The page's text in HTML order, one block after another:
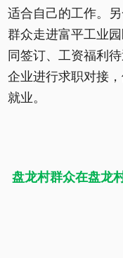
适合自己的工作。
群众走进富平工业
同签订、工资福利
企业进行求职对接
就业。
盘龙村群众在盘龙